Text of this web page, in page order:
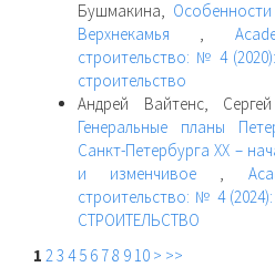
Бушмакина,
Верхнекамья ,
строительство: № 4
строительство
Андрей Вайтенс,
Генеральные планы
Санкт-Петербурга XX –
и изменчивое ,
строительство: № 4
СТРОИТЕЛЬСТВО
1 23 4 5 6 78 9 10 > >>